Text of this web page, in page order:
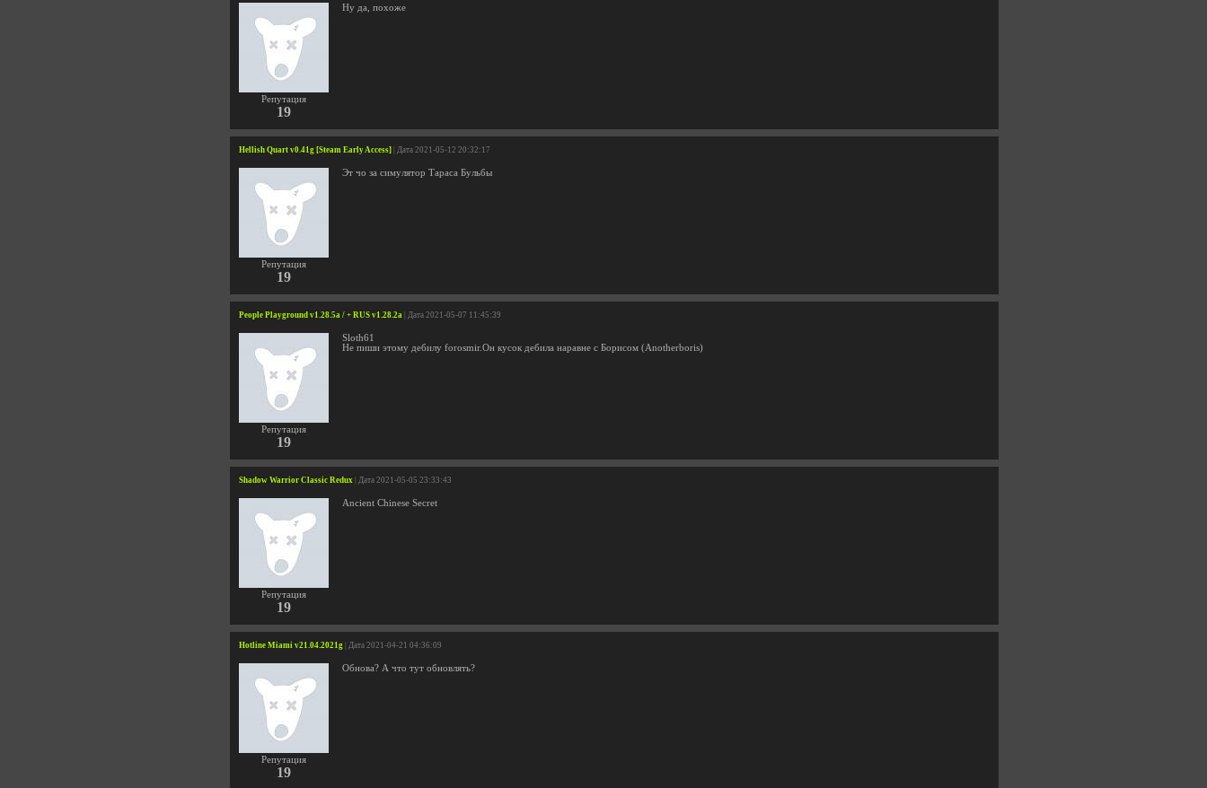
Репутация
19
Ну да, похоже
Hellish Quart v0.41g [Steam Early Access] | Дата 2021-05-12 20:32:17
Репутация
19
Эт чо за симулятор Тараса Бульбы
People Playground v1.28.5a / + RUS v1.28.2a | Дата 2021-05-07 11:45:39
Репутация
19
Sloth61
Не пиши этому дебилу forosmir.Он кусок дебила наравне с Борисом (Anotherboris)
Shadow Warrior Classic Redux | Дата 2021-05-05 23:33:43
Репутация
19
Ancient Chinese Secret
Hotline Miami v21.04.2021g | Дата 2021-04-21 04:36:09
Репутация
19
Обнова? А что тут обновлять?